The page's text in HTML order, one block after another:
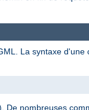
La syntaxe d'une
De nombreuses